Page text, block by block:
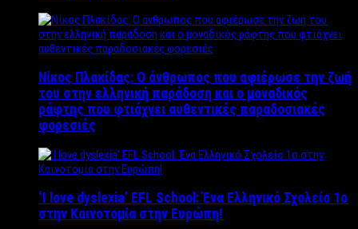
Νίκος Πλακίδας: O άνθρωπος που αφιέρωσε την ζωή
του στην ελληνική παράδοση και ο μοναδικός
ράφτης που φτιάχνει αυθεντικές παραδοσιακές
φορεσιές
‘Ι love dyslexia’ EFL School: Ένα Ελληνικό Σχολείo 1ο
στην Καινοτομία στην Ευρώπη!